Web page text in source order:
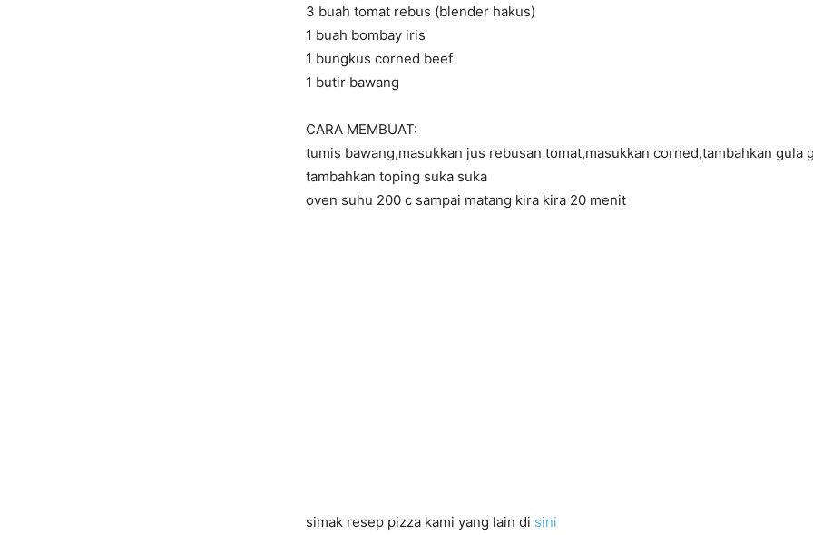
3 buah tomat rebus (blender hakus)
1 buah bombay iris
1 bungkus corned beef
1 butir bawang
CARA MEMBUAT:
tumis bawang,masukkan jus rebusan tomat,masukkan corned,tambahkan gula
tambahkan toping suka suka
oven suhu 200 c sampai matang kira kira 20 menit
simak resep pizza kami yang lain di sini